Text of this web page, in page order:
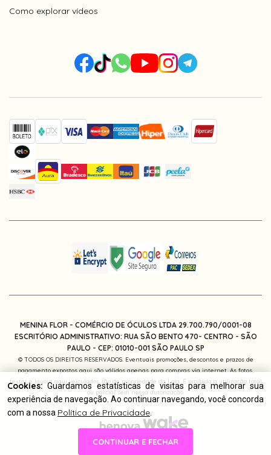
Como explorar vídeos
MENINA FLOR - COMÉRCIO DE ÓCULOS LTDA 29.700.790/0001-08
ESCRITÓRIO ADMINISTRATIVO: RUA SÃO BENTO 470- CENTRO - SÃO
PAULO - CEP: 01010-001SÃO PAULO SP
© TODOS OS DIREITOS RESERVADOS. Eventuais promoções, descontos e prazos de
pagamento expostos aqui são válidos apenas para compras via internet. As fotos,
textos e layout aqui veiculados são de propriedade da Loja. É proibida a utilização total
ou parcial sem nossa autorização.
Cookies:Guardamos estatísticas de visitas para melhorar sua
experiência de navegação. Ao continuar navegando, você concorda
com a nossa Política de Privacidade
CONTINUAR E FECHAR